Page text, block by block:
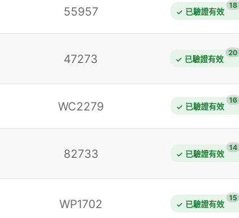
55957 ✓ 已驗證有效
18
47273 ✓ 已驗證有效
20
WC2279 ✓ 已驗證有效
16
82733 ✓ 已驗證有效
14
WP1702 ✓ 已驗證有效
15